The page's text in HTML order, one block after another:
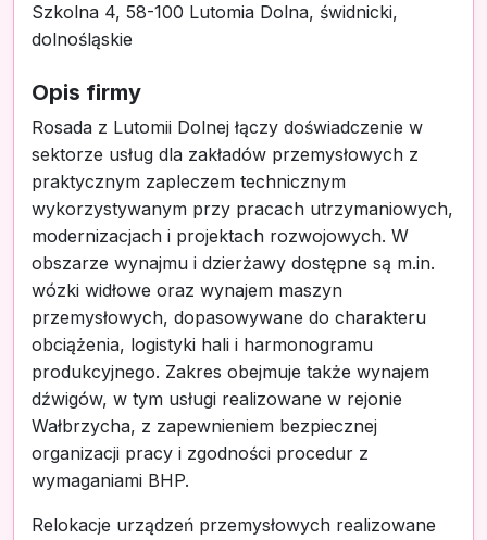
Szkolna 4, 58-100 Lutomia Dolna, świdnicki,
dolnośląskie
Opis firmy
Rosada z Lutomii Dolnej łączy doświadczenie w
sektorze usług dla zakładów przemysłowych z
praktycznym zapleczem technicznym
wykorzystywanym przy pracach utrzymaniowych,
modernizacjach i projektach rozwojowych. W
obszarze wynajmu i dzierżawy dostępne są m.in.
wózki widłowe oraz wynajem maszyn
przemysłowych, dopasowywane do charakteru
obciążenia, logistyki hali i harmonogramu
produkcyjnego. Zakres obejmuje także wynajem
dźwigów, w tym usługi realizowane w rejonie
Wałbrzycha, z zapewnieniem bezpiecznej
organizacji pracy i zgodności procedur z
wymaganiami BHP.
Relokacje urządzeń przemysłowych realizowane